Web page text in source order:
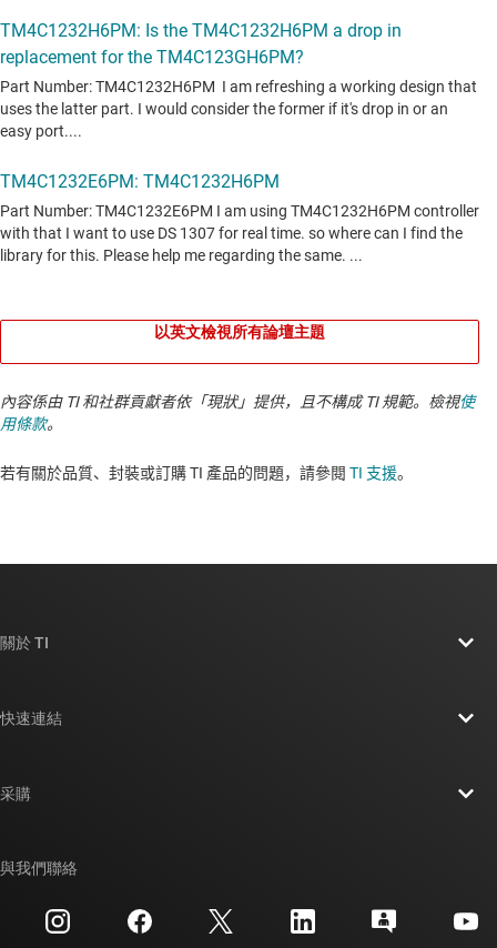
以英文檢視所有論壇主題
內容係由 TI 和社群貢獻者依「現狀」提供，且不構成 TI 規範。檢視使
用條款。
若有關於品質、封裝或訂購 TI 產品的問題，請參閱 TI 支援。​​​​​​​​​​​​​​
關於 TI
投資人關系
快速連結
交互參考搜索
客戶支援中心
采購
與我們聯絡